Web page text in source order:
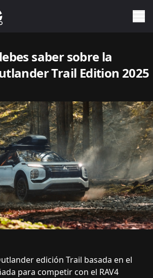
saber sobre la
Trail Edition 2025
edición Trail basada en el
para competir con el RAV4